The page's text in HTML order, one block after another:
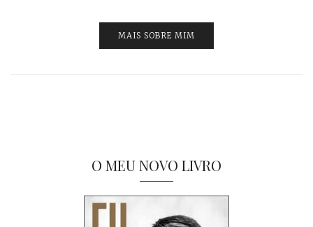
MAIS SOBRE MIM
O MEU NOVO LIVRO